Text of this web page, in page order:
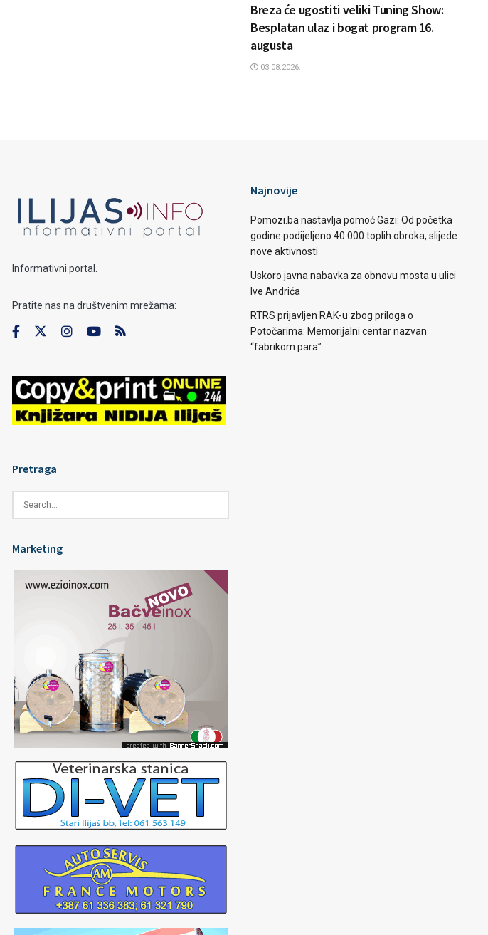
Breza će ugostiti veliki Tuning Show:
Besplatan ulaz i bogat program 16.
augusta
03.08.2026.
Informativni portal.
Pratite nas na društvenim mrežama:
Pretraga
Marketing
Najnovije
Pomozi.ba nastavlja pomoć Gazi: Od početka
godine podijeljeno 40.000 toplih obroka, slijede
nove aktivnosti
Uskoro javna nabavka za obnovu mosta u ulici
Ive Andrića
RTRS prijavljen RAK-u zbog priloga o
Potočarima: Memorijalni centar nazvan
“fabrikom para”